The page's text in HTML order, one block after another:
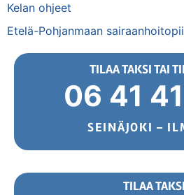
Kelan ohjeet
Etelä-Pohjanmaan
TILAA TAKSI TAI
06 41
SEINÄJOKI –
TILAA